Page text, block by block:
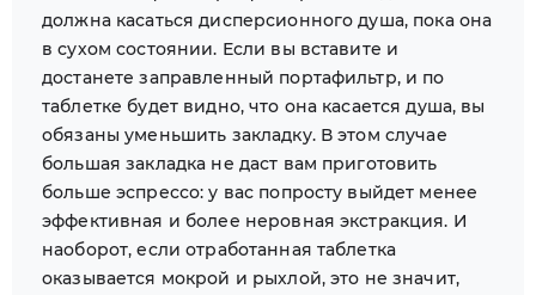
должна касаться дисперсионного душа, пока она
в сухом состоянии. Если вы вставите и
достанете заправленный портафильтр, и по
таблетке будет видно, что она касается душа, вы
обязаны уменьшить закладку. В этом случае
большая закладка не даст вам приготовить
больше эспрессо: у вас попросту выйдет менее
эффективная и более неровная экстракция. И
наоборот, если отработанная таблетка
оказывается мокрой и рыхлой, это не значит,